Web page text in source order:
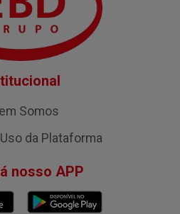
Somos
da Plataforma
nosso APP